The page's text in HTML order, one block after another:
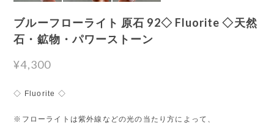
ブルーフローライト 原石 92◇ Fluorite ◇天然
石・鉱物・パワーストーン
¥4,300
◇ Fluorite ◇
※フローライトは紫外線などの光の当たり方によって、